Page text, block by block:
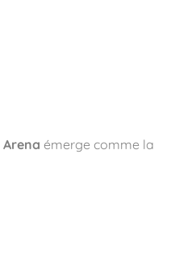
émerge comme la